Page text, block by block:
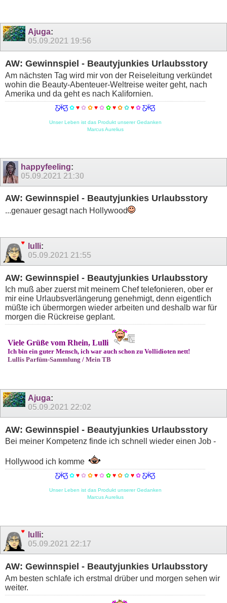
Ajuga:
05.09.2021 19:56
AW: Gewinnspiel - Beautyjunkies Urlaubsstory
Am nächsten Tag wird mir von der Reiseleitung verkündet
wohin die Beauty-Abenteuer-Weltreise weiter geht, nach
Amerika und da geht es nach Kalifornien.
Ƹ̵̡Ӝ̵̨̄Ʒ ✿♥✿ ✿ ♥✿✿♥✿✿♥✿Ƹ̵̡Ӝ̵̨̄Ʒ
Unser Leben ist das Produkt unserer Gedanken
Marcus Aurelius
happyfeeling:
05.09.2021 21:30
AW: Gewinnspiel - Beautyjunkies Urlaubsstory
...genauer gesagt nach Hollywood
lulli:
05.09.2021 21:55
AW: Gewinnspiel - Beautyjunkies Urlaubsstory
Ich muß aber zuerst mit meinem Chef telefonieren, ober er
mir eine Urlaubsverlängerung genehmigt, denn eigentlich
müßte ich übermorgen wieder arbeiten und deshalb war für
morgen die Rückreise geplant.
Viele Grüße vom Rhein, Lulli
Ich bin ein guter Mensch, ich war auch schon zu Vollidioten nett!
Lullis Parfüm-Sammlung / Mein TB
Ajuga:
05.09.2021 22:02
AW: Gewinnspiel - Beautyjunkies Urlaubsstory
Bei meiner Kompetenz finde ich schnell wieder einen Job -
Hollywood ich komme
Ƹ̵̡Ӝ̵̨̄Ʒ ✿♥✿ ✿ ♥✿✿♥✿✿♥✿Ƹ̵̡Ӝ̵̨̄Ʒ
Unser Leben ist das Produkt unserer Gedanken
Marcus Aurelius
lulli:
05.09.2021 22:17
AW: Gewinnspiel - Beautyjunkies Urlaubsstory
Am besten schlafe ich erstmal drüber und morgen sehen wir
weiter.